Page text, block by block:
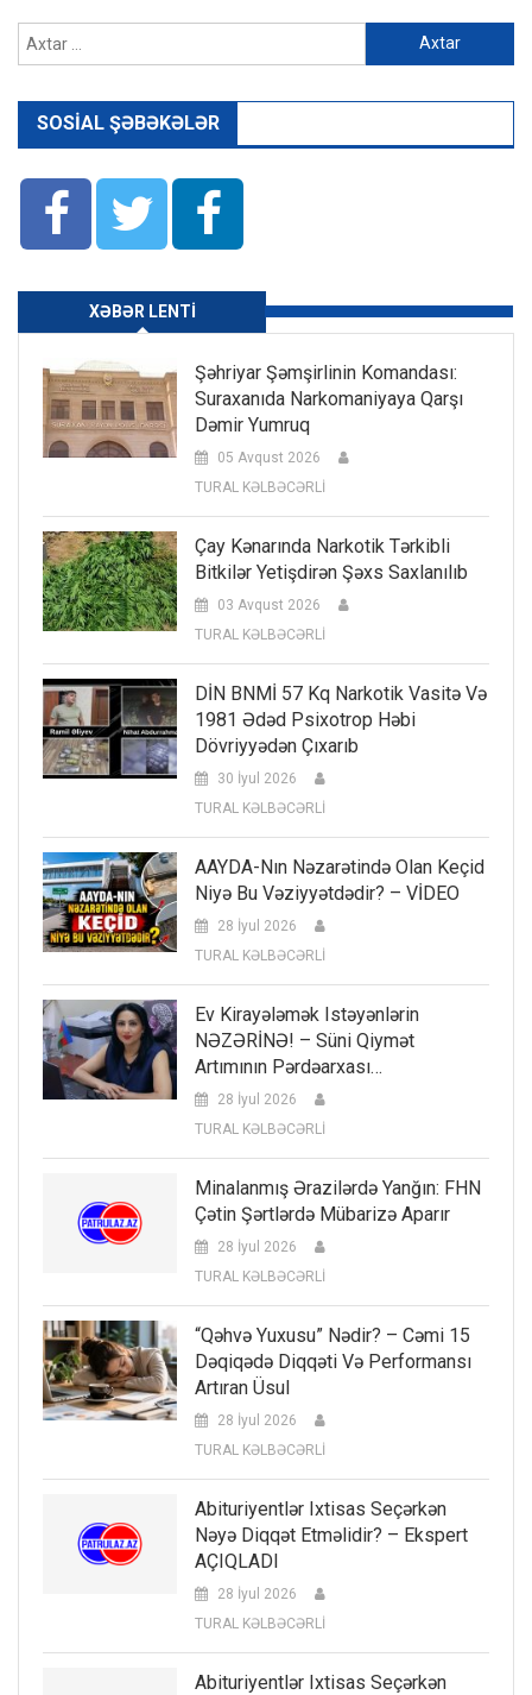
SOSIAL ŞƏBƏKƏLƏR
XƏBƏR LENTI
Şəhriyar Şəmşirlinin Komandası:
Suraxanıda Narkomaniyaya Qarşı
Dəmir Yumruq
05 Avqust 2026
TURAL KƏLBƏCƏRLİ
Çay Kənarında Narkotik Tərkibli
Bitkilər Yetişdirən Şəxs Saxlanılıb
03 Avqust 2026
TURAL KƏLBƏCƏRLİ
DİN BNMİ 57 Kq Narkotik Vasitə Və
1981 Ədəd Psixotrop Həbi
Dövriyyədən Çıxarıb
30 İyul 2026
TURAL KƏLBƏCƏRLİ
AAYDA-Nın Nəzarətində Olan Keçid
Niyə Bu Vəziyyətdədir? – VİDEO
28 İyul 2026
TURAL KƏLBƏCƏRLİ
Ev Kirayələmək Istəyənlərin
NƏZƏRİNƏ! – Süni Qiymət
Artımının Pərdəarxası…
28 İyul 2026
TURAL KƏLBƏCƏRLİ
Minalanmış Ərazilərdə Yanğın: FHN
Çətin Şərtlərdə Mübarizə Aparır
28 İyul 2026
TURAL KƏLBƏCƏRLİ
“Qəhvə Yuxusu” Nədir? – Cəmi 15
Dəqiqədə Diqqəti Və Performansı
Artıran Üsul
28 İyul 2026
TURAL KƏLBƏCƏRLİ
Abituriyentlər Ixtisas Seçərkən
Nəyə Diqqət Etməlidir? – Ekspert
AÇIQLADI
28 İyul 2026
TURAL KƏLBƏCƏRLİ
Abituriyentlər Ixtisas Seçərkən